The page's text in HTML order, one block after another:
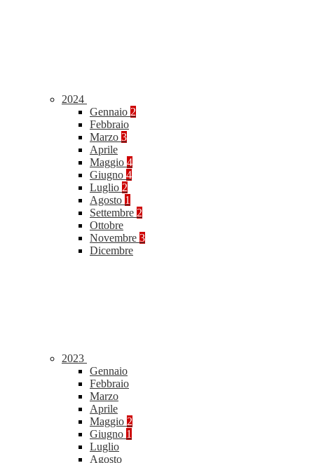
2024
Gennaio 2
Febbraio
Marzo 3
Aprile
Maggio 4
Giugno 4
Luglio 2
Agosto 1
Settembre 2
Ottobre
Novembre 3
Dicembre
2023
Gennaio
Febbraio
Marzo
Aprile
Maggio 2
Giugno 1
Luglio
Agosto